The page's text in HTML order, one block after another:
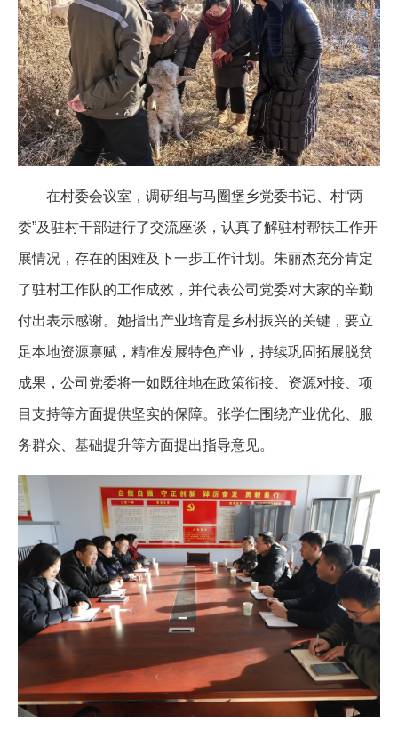
在村委会议室，调研组与马圈堡乡党委书记、村“两
委”及驻村干部进行了交流座谈，认真了解驻村帮扶工作开
展情况，存在的困难及下一步工作计划。朱丽杰充分肯定
了驻村工作队的工作成效，并代表公司党委对大家的辛勤
付出表示感谢。她指出产业培育是乡村振兴的关键，要立
足本地资源禀赋，精准发展特色产业，持续巩固拓展脱贫
成果，公司党委将一如既往地在政策衔接、资源对接、项
目支持等方面提供坚实的保障。张学仁围绕产业优化、服
务群众、基础提升等方面提出指导意见。